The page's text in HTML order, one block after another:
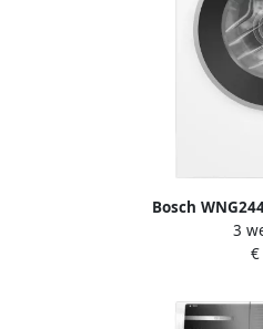
Bosch
Wassen en
3
€